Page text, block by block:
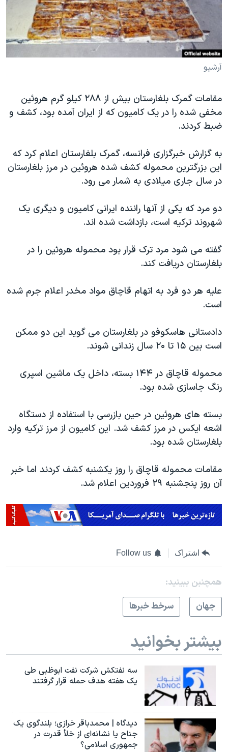
فرهنگ و زندگی
حقوق شهروندی
اقتصادی
علم و فناوری
گالری عکس
آرشیو پخش زنده
مستندها
انتخابات ریاست جمهوری آمریکا ۲۰۲۴
حمله جمهوری اسلامی به اسرائیل
رمز مهسا
اعتراضات زن، زندگی، آزادی
مجموعه مستندهای دادخواهی
دادگاه حمید نوری
چهل سال گروگان‌گیری
اعتراضات مردمی آبان ۹۸
اسرائیل در جنگ
نرگس محمدی برنده جایزه نوبل صلح
همایش محافظه‌کاران آمریکا «سی‌پک»
سفر پرزیدنت ترامپ به چین
دنبال کنید
آرشیو
مقامات گمرک بلغارستان بیش از ۲۸۸ کیلو گرم هروئین
مخفی شده را در یک کامیون که از ایران آمده بود، کشف و
ضبط کردند.
به گزارش خبرگزاری فرانسه، گمرک بلغارستان اعلام کرد که
این بزرگترین محموله کشف شده هروئین در مرز بلغارستان
در سال جاری میلادی به شمار می رود.
دو مرد که یکی از آنها راننده ایرانی کامیون و دیگری یک
شهروند ترکیه است، بازداشت شده اند.
گفته می شود مرد ترک قرار بود محموله هروئین را در
بلغارستان دریافت کند.
علیه هر دو فرد به اتهام قاچاق مواد مخدر اعلام جرم شده
است.
دادستانی هاسکوفو در بلغارستان می گوید این دو ممکن
است بین ۱۵ تا ۲۰ سال زندانی شوند.
محموله قاچاق در ۱۴۴ بسته، داخل یک ماشین اسپری
رنگ جاسازی شده بود.
بسته های هروئین در حین بازرسی با استفاده از دستگاه
اشعه ایکس در مرز کشف شد. این کامیون از مرز ترکیه وارد
بلغارستان شده بود.
مقامات محموله قاچاق را روز یکشنبه کشف کردند اما خبر
آن روز پنجشنبه ۲۹ فروردین اعلام شد.
اشتراک Follow us
همچنبن ببینید:
جهان
سرخط خبرها
بیشتر بخوانید
سه نفتکش شرکت نفت ابوظبی طی
یک هفته هدف حمله قرار گرفتند
دیدگاه | محمدباقر خرازی؛ بلندگوی یک
جناح یا نشانه‌ای از خلأ قدرت در
جمهوری اسلامی؟